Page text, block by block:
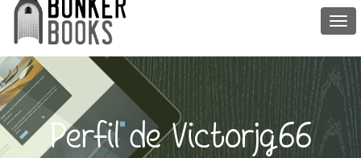
Perfil de Victorjg66